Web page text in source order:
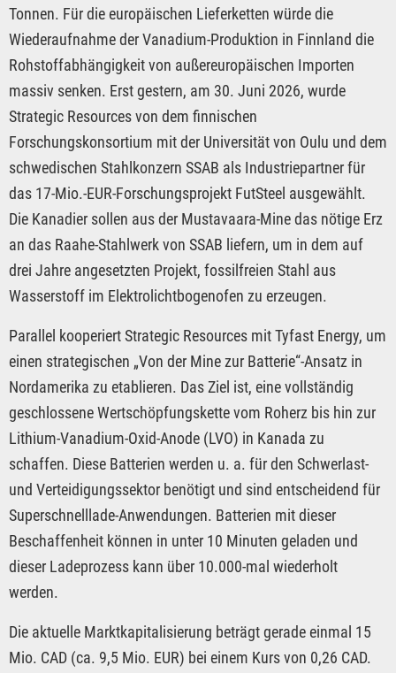
Tonnen. Für die europäischen Lieferketten würde die
Wiederaufnahme der Vanadium-Produktion in Finnland die
Rohstoffabhängigkeit von außereuropäischen Importen
massiv senken. Erst gestern, am 30. Juni 2026, wurde
Strategic Resources von dem finnischen
Forschungskonsortium mit der Universität von Oulu und dem
schwedischen Stahlkonzern SSAB als Industriepartner für
das 17-Mio.-EUR-Forschungsprojekt FutSteel ausgewählt.
Die Kanadier sollen aus der Mustavaara-Mine das nötige Erz
an das Raahe-Stahlwerk von SSAB liefern, um in dem auf
drei Jahre angesetzten Projekt, fossilfreien Stahl aus
Wasserstoff im Elektrolichtbogenofen zu erzeugen.
Parallel kooperiert Strategic Resources mit Tyfast Energy, um
einen strategischen „Von der Mine zur Batterie“-Ansatz in
Nordamerika zu etablieren. Das Ziel ist, eine vollständig
geschlossene Wertschöpfungskette vom Roherz bis hin zur
Lithium-Vanadium-Oxid-Anode (LVO) in Kanada zu
schaffen. Diese Batterien werden u. a. für den Schwerlast-
und Verteidigungssektor benötigt und sind entscheidend für
Superschnelllade-Anwendungen. Batterien mit dieser
Beschaffenheit können in unter 10 Minuten geladen und
dieser Ladeprozess kann über 10.000-mal wiederholt
werden.
Die aktuelle Marktkapitalisierung beträgt gerade einmal 15
Mio. CAD (ca. 9,5 Mio. EUR) bei einem Kurs von 0,26 CAD.